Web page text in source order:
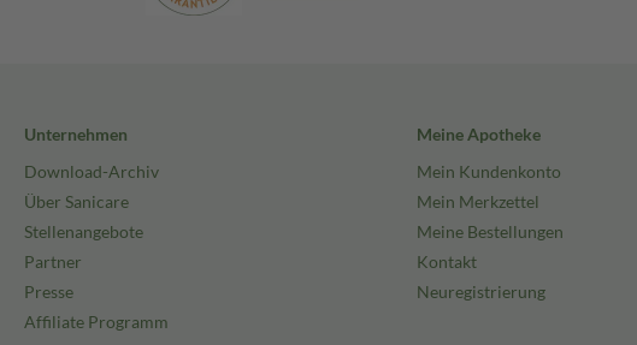
Unternehmen
Download-Archiv
Über Sanicare
Stellenangebote
Partner
Presse
Affiliate Programm
Meine Apotheke
Mein Kundenkonto
Mein Merkzettel
Meine Bestellungen
Kontakt
Neuregistrierung